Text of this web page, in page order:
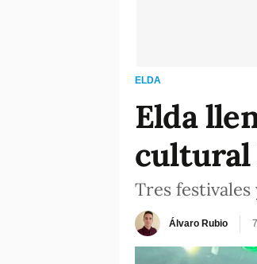
ELDA
Elda
cultural
Tres
Álvaro Rubio